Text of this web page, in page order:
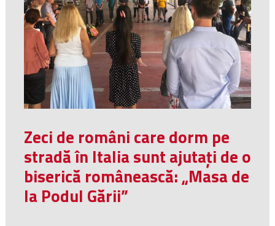
Zeci de români care dorm pe
stradă în Italia sunt ajutați de o
biserică românească: „Masa de
la Podul Gării”